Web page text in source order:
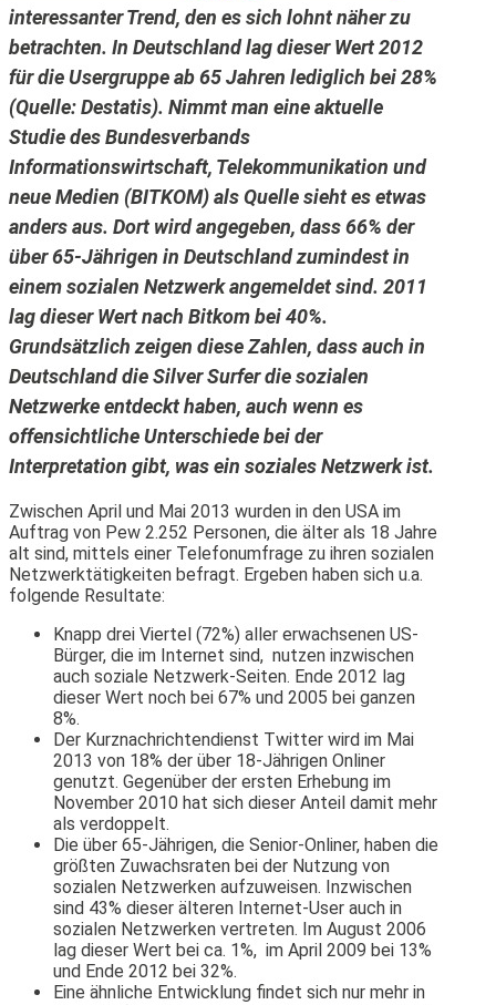
interessanter Trend, den es sich lohnt näher zu
betrachten. In Deutschland lag dieser Wert 2012
für die Usergruppe ab 65 Jahren lediglich bei 28%
(Quelle:Destatis). Nimmt man eine aktuelle
Studie des Bundesverbands
Informationswirtschaft, Telekommunikation und
neue Medien (BITKOM) als Quelle sieht es etwas
anders aus. Dort wird angegeben, dass 66% der
über 65-Jährigen in Deutschland zumindest in
einem sozialen Netzwerk angemeldet sind. 2011
lag dieser Wert nach Bitkom bei 40%.
Grundsätzlich zeigen diese Zahlen, dass auch in
Deutschland die Silver Surfer die sozialen
Netzwerke entdeckt haben, auch wenn es
offensichtliche Unterschiede bei der
Interpretation gibt, was ein soziales Netzwerk ist.
Zwischen April und Mai 2013 wurden in den USA im
Auftrag von Pew 2.252 Personen, die älter als 18 Jahre
alt sind, mittels einer Telefonumfrage zu ihren sozialen
Netzwerktätigkeiten befragt. Ergeben haben sich u.a.
folgende Resultate:
Knapp drei Viertel (72%) aller erwachsenen US-
Bürger, die im Internet sind, nutzen inzwischen
auch soziale Netzwerk-Seiten. Ende 2012 lag
dieser Wert noch bei 67% und 2005 bei ganzen
8%.
Der Kurznachrichtendienst Twitter wird im Mai
2013 von 18% der über 18-Jährigen Onliner
genutzt. Gegenüber der ersten Erhebung im
November 2010 hat sich dieser Anteil damit mehr
als verdoppelt.
Die über 65-Jährigen, die Senior-Onliner, haben die
größten Zuwachsraten bei der Nutzung von
sozialen Netzwerken aufzuweisen. Inzwischen
sind 43% dieser älteren Internet-User auch in
sozialen Netzwerken vertreten. Im August 2006
lag dieser Wert bei ca. 1%, im April 2009 bei 13%
und Ende 2012 bei 32%.
Eine ähnliche Entwicklung findet sich nur mehr in